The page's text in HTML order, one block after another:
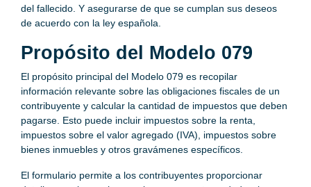
del fallecido. Y asegurarse de que se cumplan sus deseos
de acuerdo con la ley española.
Propósito del Modelo 079
El propósito principal del Modelo 079 es recopilar
información relevante sobre las obligaciones fiscales de un
contribuyente y calcular la cantidad de impuestos que deben
pagarse. Esto puede incluir impuestos sobre la renta,
impuestos sobre el valor agregado (IVA), impuestos sobre
bienes inmuebles y otros gravámenes específicos.
El formulario permite a los contribuyentes proporcionar